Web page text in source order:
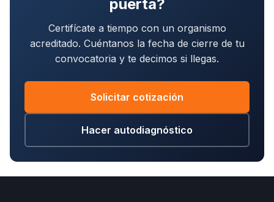
puede que no llegues al cierre.
puerta?
Certifícate a tiempo con un organismo
acreditado. Cuéntanos la fecha de cierre de tu
convocatoria y te decimos si llegas.
Solicitar cotización
Hacer autodiagnóstico